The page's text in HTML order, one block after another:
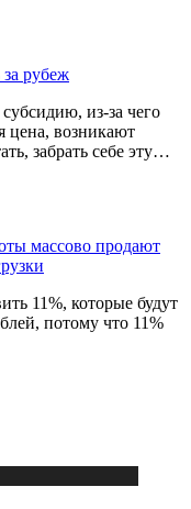
за рубеж
из-за чего
цена, возникают
забрать себе эту…
массово продают
11%, которые будут
потому что 11%